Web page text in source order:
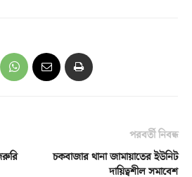
পরবর্তী নিবন্ধ
চকবাজার থানা জামায়াতের ইউনিট
দায়িত্বশীল সমাবেশ